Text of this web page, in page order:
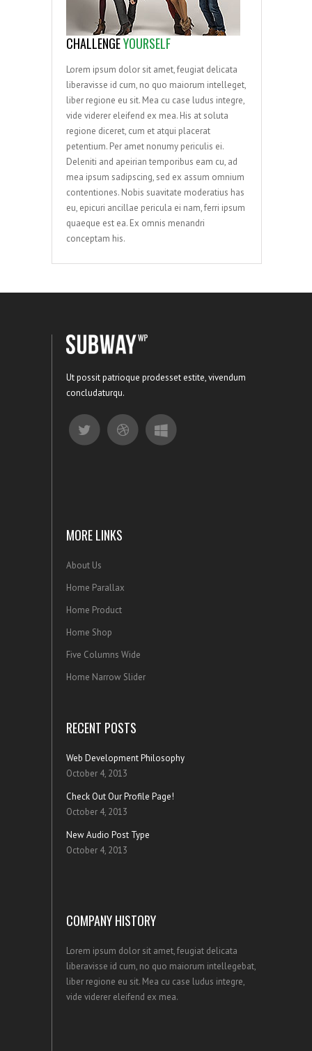
CHALLENGEYOURSELF
Lorem ipsum dolor sit amet, feugiat delicata
liberavisse id cum, no quo maiorum intelleget,
liber regione eu sit. Mea cu case ludus integre,
vide viderer eleifend ex mea. His at soluta
regione diceret, cum et atqui placerat
petentium. Per amet nonumy periculis ei.
Deleniti and apeirian temporibus eam cu, ad
mea ipsum sadipscing, sed ex assum omnium
contentiones. Nobis suavitate moderatius has
eu, epicuri ancillae pericula ei nam, ferri ipsum
quaeque est ea. Ex omnis menandri
conceptam his.
Ut possit patrioque prodesset estite, vivendum
concludaturqu.
MORE LINKS
About Us
Home Parallax
Home Product
Home Shop
Five Columns Wide
Home Narrow Slider
RECENT POSTS
Web Development Philosophy
October 4, 2013
Check Out Our Profile Page!
October 4, 2013
New Audio Post Type
October 4, 2013
COMPANY HISTORY
Lorem ipsum dolor sit amet, feugiat delicata
liberavisse id cum, no quo maiorum intellegebat,
liber regione eu sit. Mea cu case ludus integre,
vide viderer eleifend ex mea.